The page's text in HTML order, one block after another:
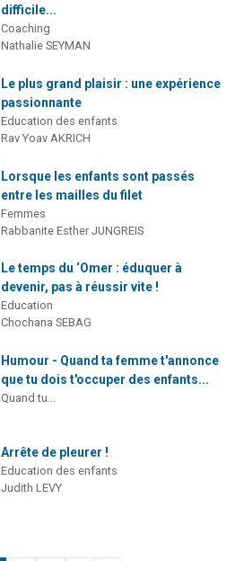
difficile...
Coaching
Nathalie SEYMAN
Le plus grand plaisir : une expérience
passionnante
Education des enfants
Rav Yoav AKRICH
Lorsque les enfants sont passés
entre les mailles du filet
Femmes
Rabbanite Esther JUNGREIS
Le temps du ‘Omer : éduquer à
devenir, pas à réussir vite !
Education
Chochana SEBAG
Humour - Quand ta femme t'annonce
que tu dois t'occuper des enfants...
Quand tu...
Arrête de pleurer !
Education des enfants
Judith LEVY